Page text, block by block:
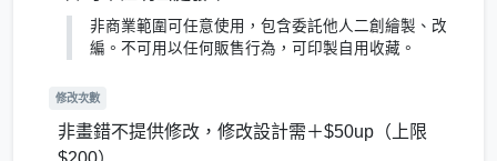
非商業範圍可任意使用，包含委託他人二創繪製、改
編。不可用以任何販售行為，可印製自用收藏。
修改次數
非畫錯不提供修改，修改設計需＋$50up（上限